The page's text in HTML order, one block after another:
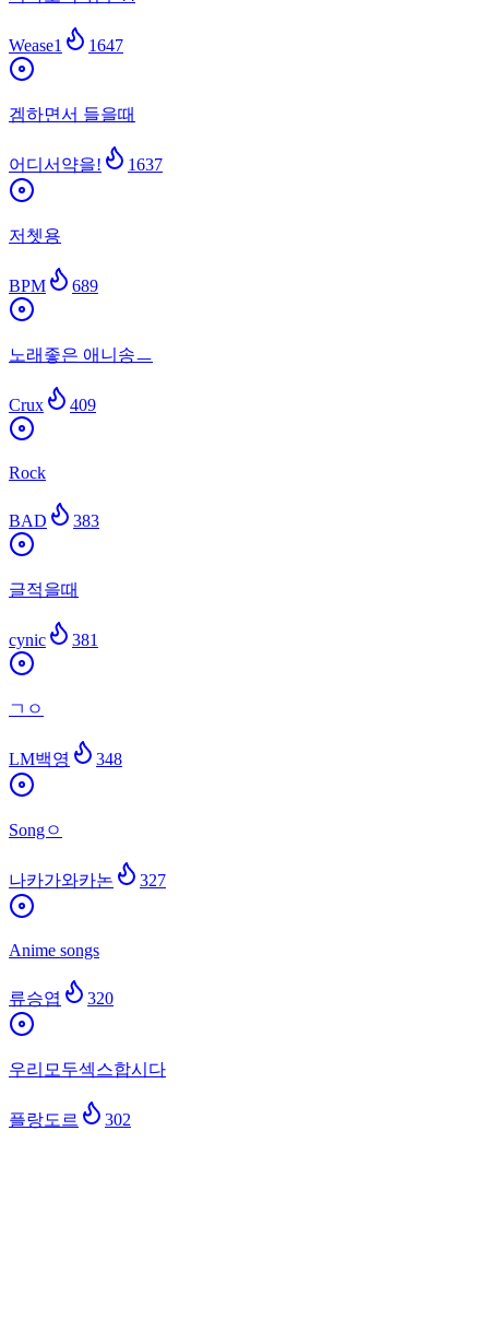
Wease1 1647
겜하면서 들을때
어디서약을! 1637
저쳇용
BPM 689
노래좋은 애니송ㅡ
Crux 409
Rock
BAD 383
글적을때
cynic 381
ㄱㅇ
LM백영 348
Songㅇ
나카가와카논 327
Anime songs
류승엽 320
우리모두섹스합시다
플랑도르 302